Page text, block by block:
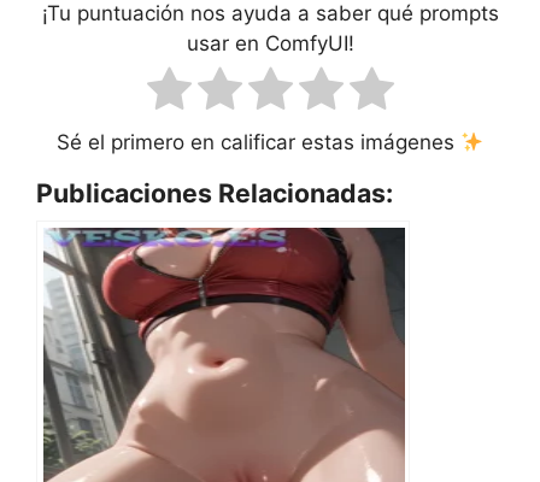
¡Tu puntuación nos ayuda a saber qué prompts
usar en ComfyUI!
Sé el primero en calificar estas imágenes
Publicaciones Relacionadas: